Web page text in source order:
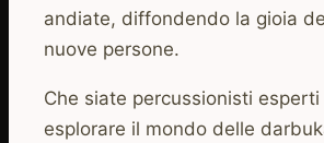
andiate, diffondendo la gioia
nuove persone.
Che siate percussionisti
esplorare il mondo delle